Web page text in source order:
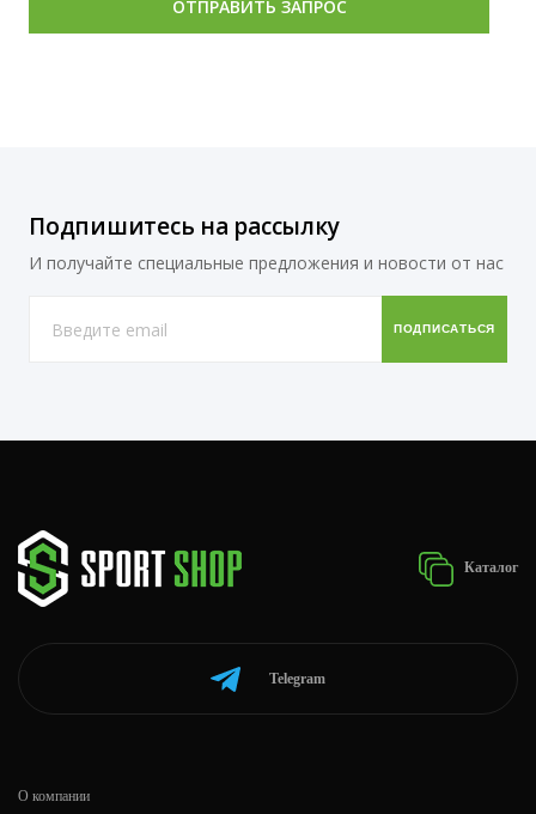
Подпишитесь на рассылку
И получайте специальные предложения и новости от нас
Каталог
Telegram
О компании